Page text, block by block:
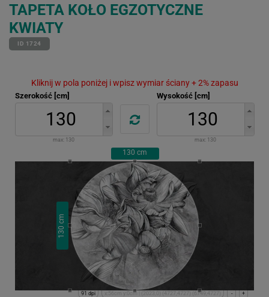
TAPETA KOŁO EGZOTYCZNE
KWIATY
ID 1724
Kliknij w pola poniżej i wpisz wymiar ściany + 2% zapasu
Szerokość [cm]
max: 130
Wysokość [cm]
max: 130
130 cm
130
cm
+
-
x:56cm y:0cm | (2023,0) (4727,4727) (6749,4727)
91 dpi